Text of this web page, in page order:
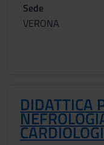
Sede
VERONA
DIDATTICA